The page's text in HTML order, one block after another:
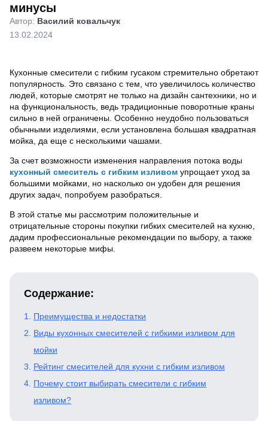
минусы
Автор: Василий ковальчук
13.02.2024
Кухонные смесители с гибким гусаком стремительно обретают
популярность. Это связано с тем, что увеличилось количество
людей, которые смотрят не только на дизайн сантехники, но и
на функциональность, ведь традиционные поворотные краны
сильно в ней ограничены. Особенно неудобно пользоваться
обычными изделиями, если установлена большая квадратная
мойка, да еще с несколькими чашами.
За счет возможности изменения направления потока воды
кухонный смеситель с гибким изливом упрощает уход за
большими мойками, но насколько он удобен для решения
других задач, попробуем разобраться.
В этой статье мы рассмотрим положительные и
отрицательные стороны покупки гибких смесителей на кухню,
дадим профессиональные рекомендации по выбору, а также
развеем некоторые мифы.
Содержание:
Преимущества и недостатки
Виды кухонных смесителей с гибкими изливом для
мойки
Рейтинг смесителей для кухни с гибким изливом
Почему стоит выбирать смесители с гибким
изливом?